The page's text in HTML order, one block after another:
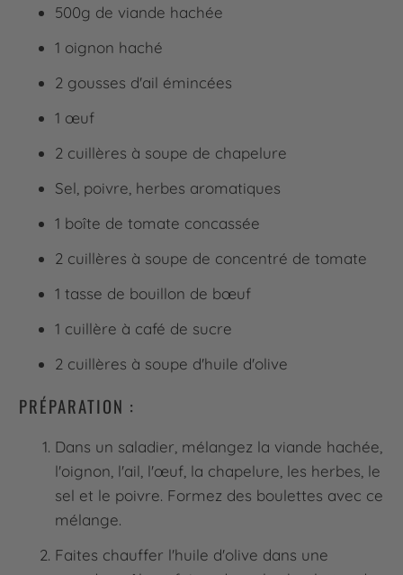
500g de viande hachée
1 oignon haché
2 gousses d'ail émincées
1 œuf
2 cuillères à soupe de chapelure
Sel, poivre, herbes aromatiques
1 boîte de tomate concassée
2 cuillères à soupe de concentré de tomate
1 tasse de bouillon de bœuf
1 cuillère à café de sucre
2 cuillères à soupe d'huile d'olive
PRÉPARATION :
Dans un saladier, mélangez la viande hachée,
l'oignon, l'ail, l'œuf, la chapelure, les herbes, le
sel et le poivre. Formez des boulettes avec ce
mélange.
Faites chauffer l'huile d'olive dans une